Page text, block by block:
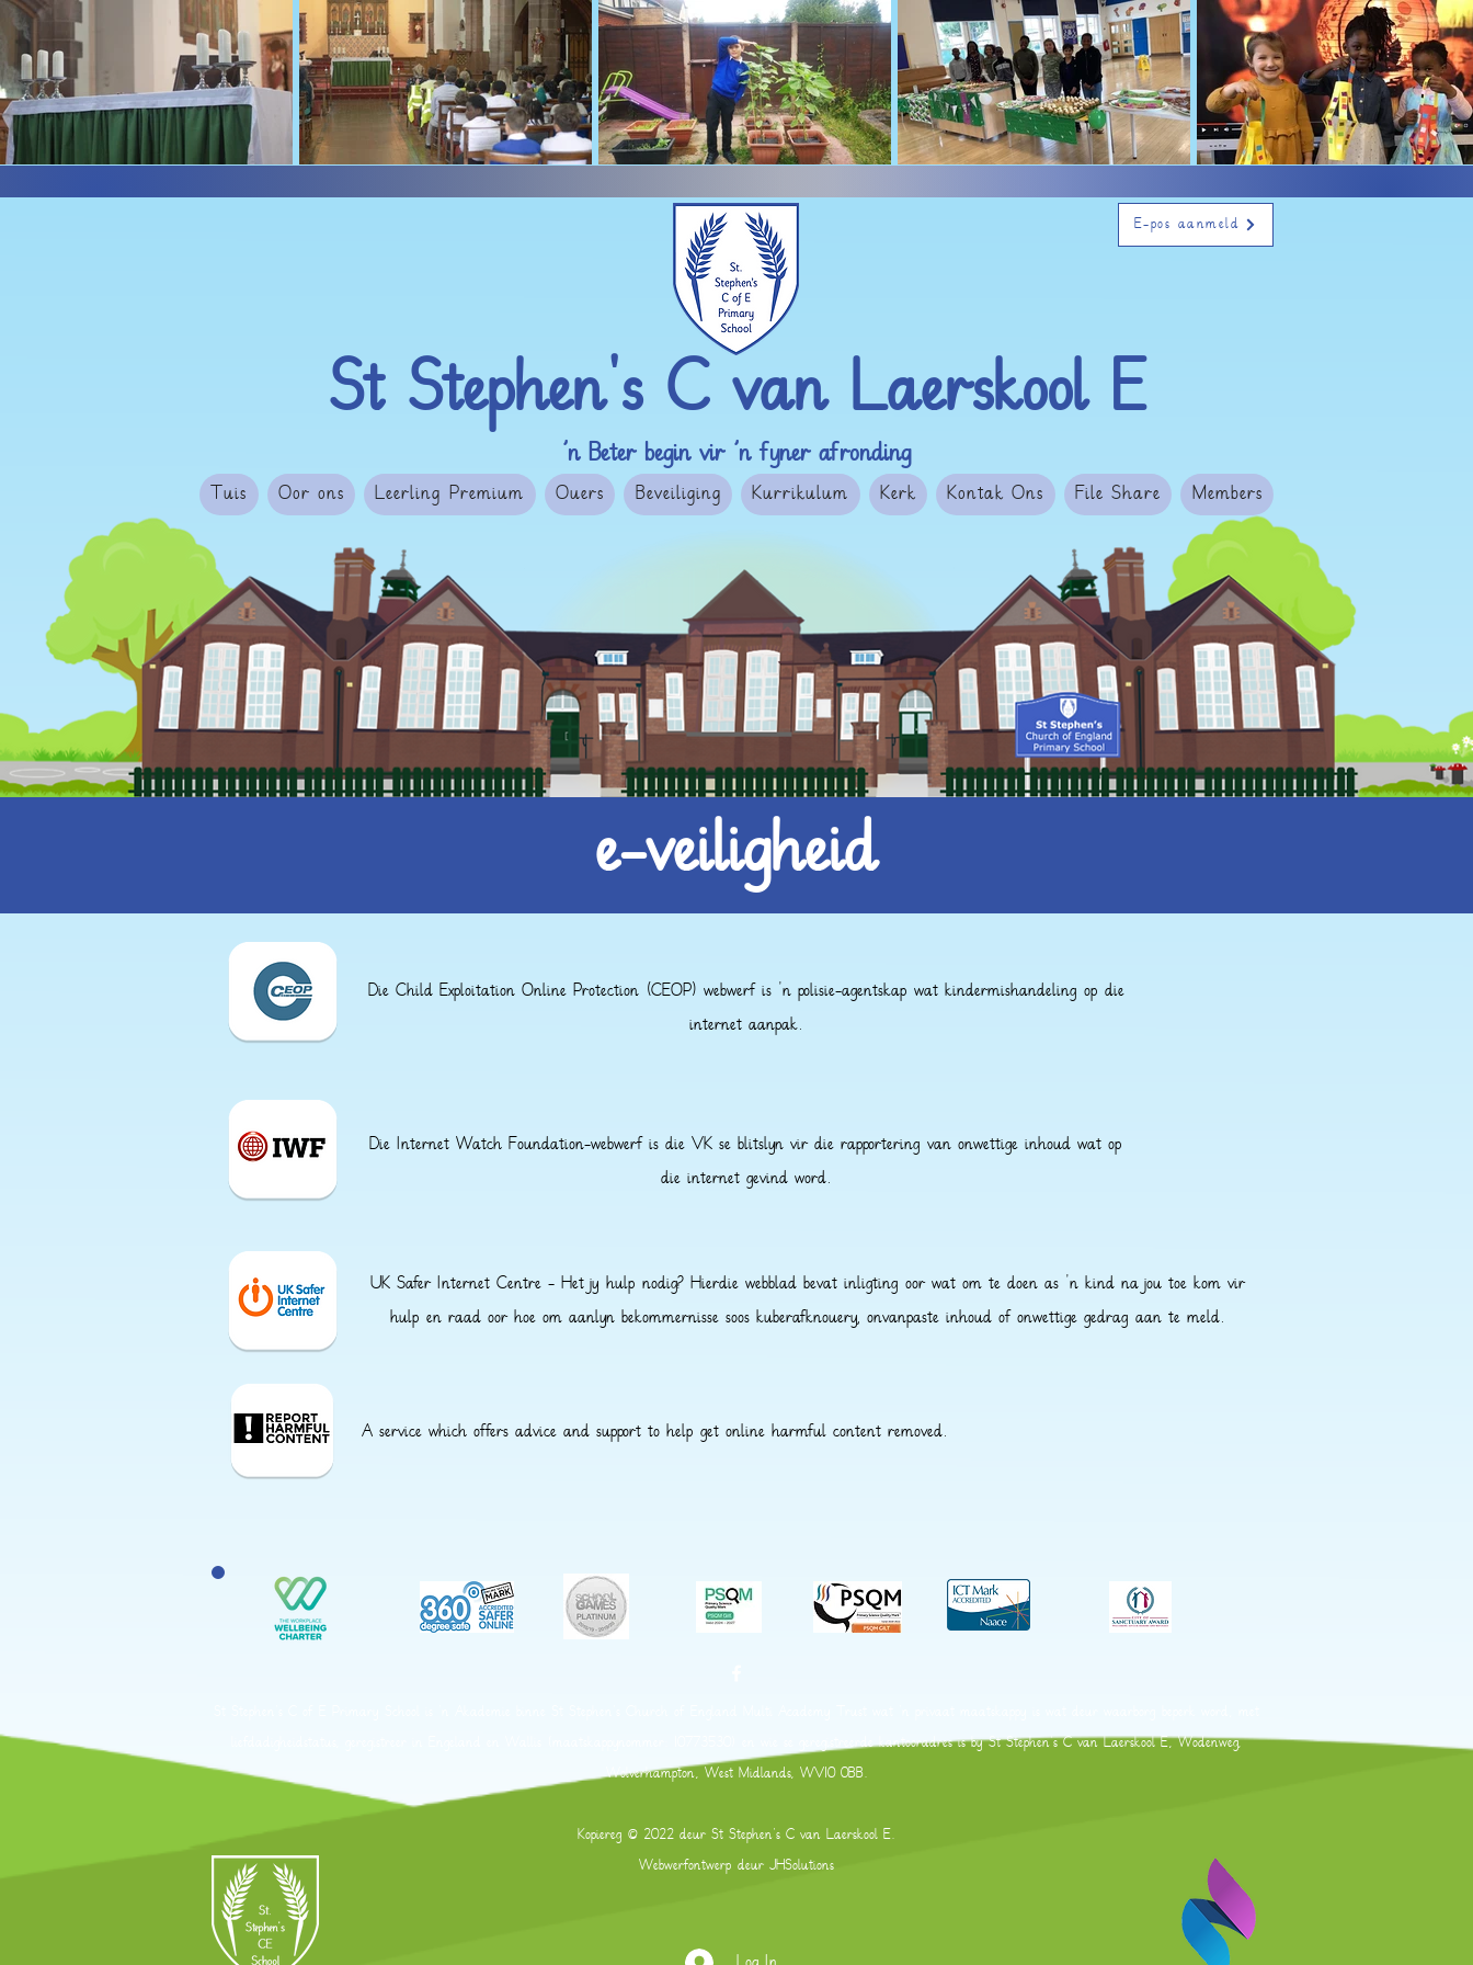
E-pos aanmeld
St Stephen's C van Laerskool E
’n Beter begin vir ’n fyner afronding
Tuis Oor ons Leerling Premium Ouers Beveiliging Kurrikulum Kerk Kontak Ons File Share Members
e-veiligheid
Die Child Exploitation Online Protection (CEOP) webwerf is 'n polisie-agentskap wat kindermishandeling op die
internet aanpak.
Die Internet Watch Foundation-webwerf is die VK se blitslyn vir die rapportering van onwettige inhoud wat op
die internet gevind word.
UK Safer Internet Centre - Het jy hulp nodig? Hierdie webblad bevat inligting oor wat om te doen as 'n kind na jou toe kom vir
hulp en raad oor hoe om aanlyn bekommernisse soos kuberafknouery, onvanpaste inhoud of onwettige gedrag aan te meld.
A service which offers advice and support to help get online harmful content removed.
liefdadigheidstatus, geregistreer in Engeland en Wallis (maatskappynommer: 10773530) en wie se geregistreerde kantooradres is by St Stephen's C van Laerskool E, Wodenweg,
Wolverhampton, West Midlands, WV10 0BB.
Kopiereg © 2022 deur St Stephen's C van Laerskool E.
Webwerfontwerp deur JHSolutions